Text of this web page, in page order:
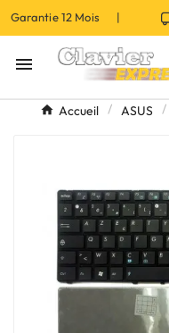
12 Mois |

Accueil ASUS